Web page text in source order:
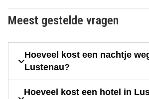
Meest gestelde vragen
Hoeveel kost een nachtje
Lustenau?
Hoeveel kost een hotel in